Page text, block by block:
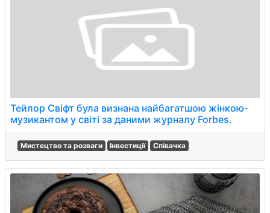
Тейлор Свіфт була визнана найбагатшою жінкою-
музикантом у світі за даними журналу Forbes.
Мистецтво та розваги Інвестиції Співачка